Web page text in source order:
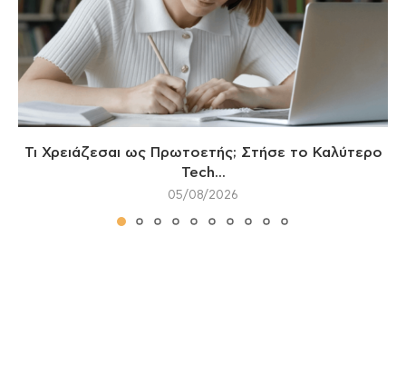
Τι Χρειάζεσαι ως Πρωτοετής; Στήσε το Καλύτερο
Tech...
05/08/2026